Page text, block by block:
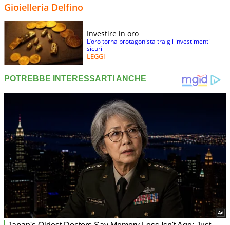
Gioielleria Delfino
Investire in oro
L’oro torna protagonista tra gli investimenti
sicuri
LEGGI